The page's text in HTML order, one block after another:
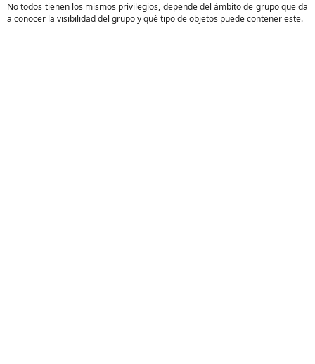
No todos tienen los mismos privilegios, depende del ámbito de grupo que da
a conocer la visibilidad del grupo y qué tipo de objetos puede contener este.